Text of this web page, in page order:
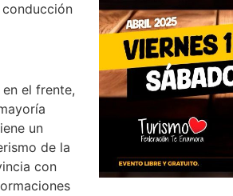
el frente,
un
de la
con